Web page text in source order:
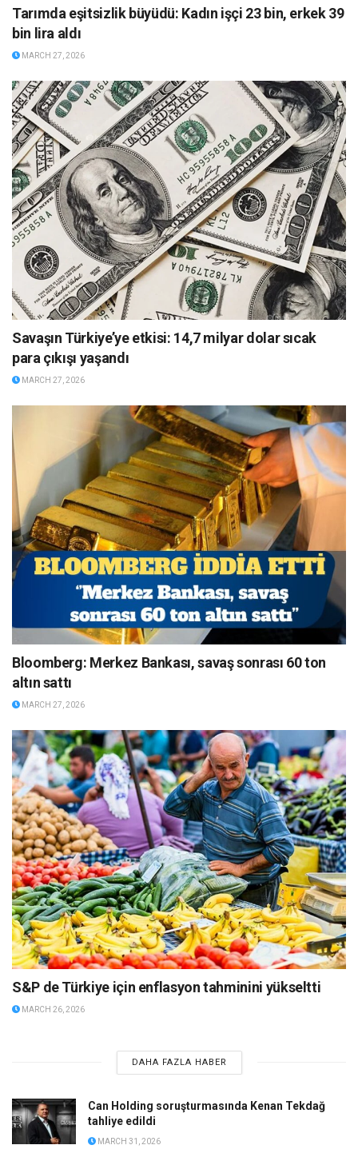
Tarımda eşitsizlik büyüdü: Kadın işçi 23 bin, erkek 39
bin lira aldı
MARCH 27, 2026
Savaşın Türkiye’ye etkisi: 14,7 milyar dolar sıcak
para çıkışı ya­şandı
MARCH 27, 2026
Bloomberg: Merkez Bankası, savaş sonrası 60 ton
altın sattı
MARCH 27, 2026
S&P de Türkiye için enflasyon tahminini yükseltti
MARCH 26, 2026
DAHA FAZLA HABER
Can Holding soruşturmasında Kenan Tekdağ
tahliye edildi
MARCH 31, 2026